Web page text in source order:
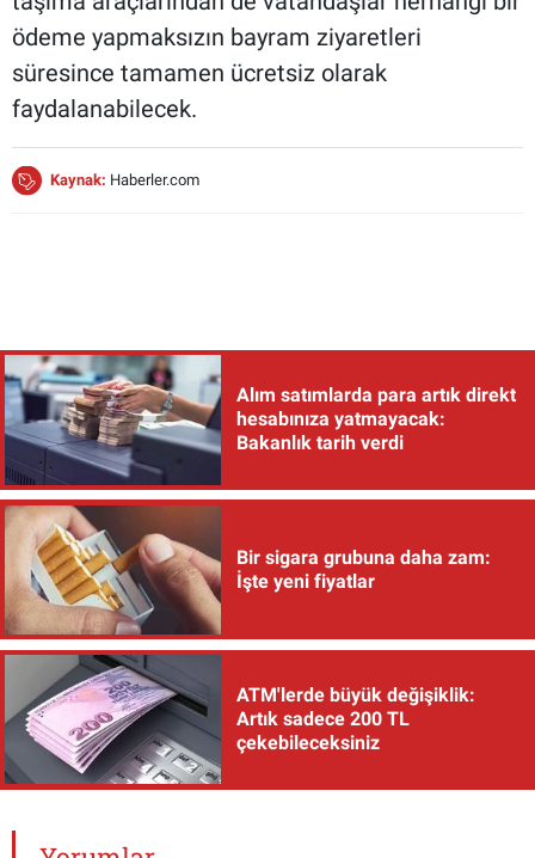
ödeme yapmaksızın bayram ziyaretleri
süresince tamamen ücretsiz olarak
faydalanabilecek.
Kaynak: Haberler.com
Alım satımlarda para artık direkt
hesabınıza yatmayacak:
Bakanlık tarih verdi
Bir sigara grubuna daha zam:
İşte yeni fiyatlar
ATM'lerde büyük değişiklik:
Artık sadece 200 TL
çekebileceksiniz